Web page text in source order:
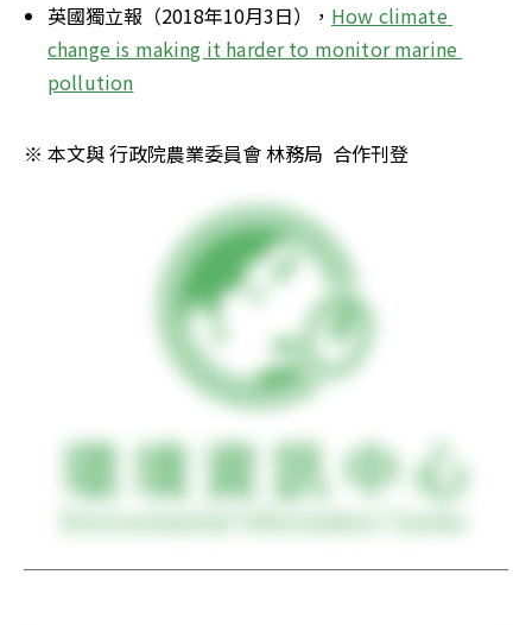
英國獨立報（2018年10月3日）， How climate
change is making it harder to monitor marine
pollution
※ 本文與 行政院農業委員會 林務局  合作刊登